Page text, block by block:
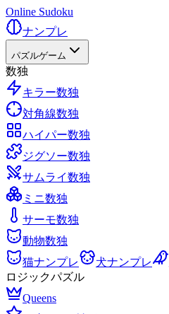
Online Sudoku
ナンプレ
パズルゲーム
数独
キラー数独
対角線数独
ハイパー数独
ジグソー数独
サムライ数独
ミニ数独
サーモ数独
動物数独
猫ナンプレ
犬ナンプレ
ロジックパズル
Queens